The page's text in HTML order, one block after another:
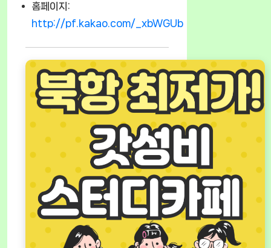
홈페이지:
http://pf.kakao.com/_xbWGUb